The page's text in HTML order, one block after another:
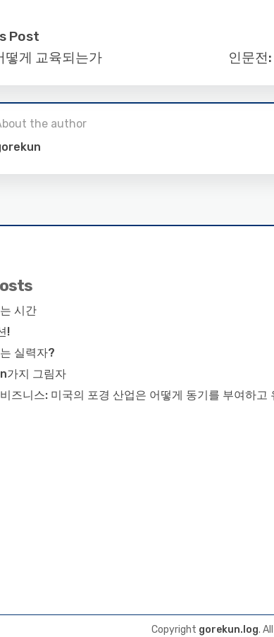
Post
떻게 교육되는가
인문전
the author
시간
!
실력자?
가지 그림자
즈니스: 미국의 포경 산업은 어떻게 동기를 부여하고
Copyright gorekun.log.